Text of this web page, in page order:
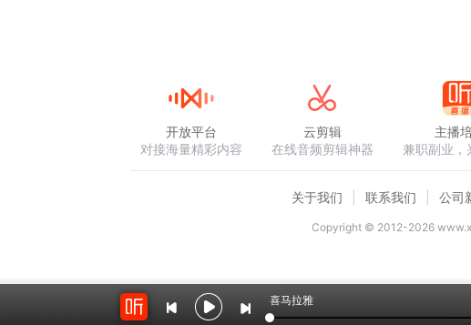
喜马拉雅
开放平台
对接海量精彩内容
云剪辑
在线音频剪辑神器
主播
兼职副业，
关于我们 联系我们 公司
Copyright © 2012-2026